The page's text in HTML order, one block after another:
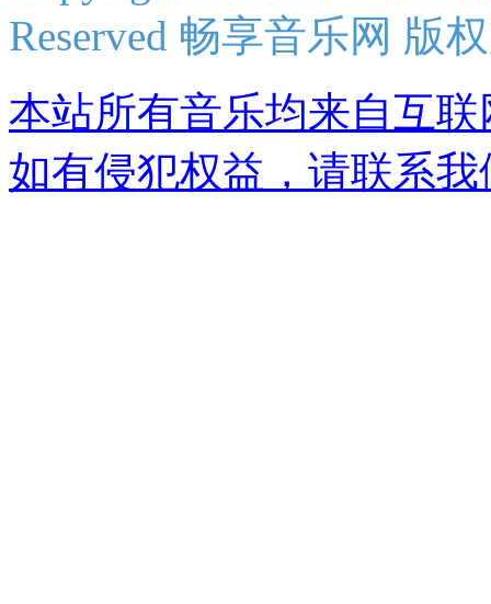
Reserved 畅享音乐网 版
本站所有音乐均来自互
如有侵犯权益，请联系